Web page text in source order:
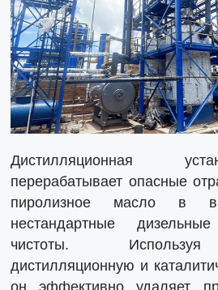
Дистилляционная
перерабатывает опасные
пиролизное масло в
нестандартные
чистоты.
дистилляционную и
он эффективно удаляет